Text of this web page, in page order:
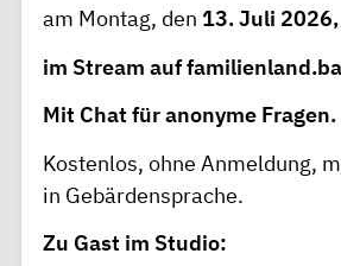
am Montag, den 13. Juli 2026,
im Stream auf
Mit Chat für anonyme Fragen.
Kostenlos, ohne Anmeldung,
in Gebärdensprache.
Zu Gast im Studio: